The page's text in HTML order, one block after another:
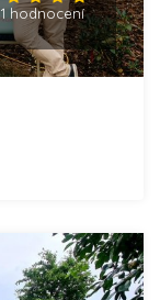
1 hodnocení